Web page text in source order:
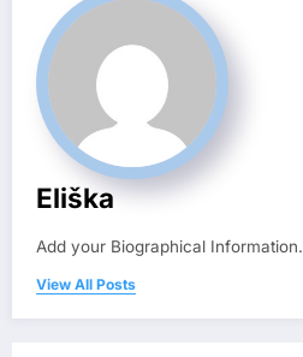
Eliška
Add your Biographical Information.
View All Posts